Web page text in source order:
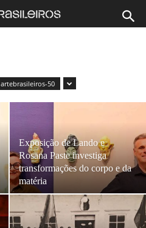
artebrasileiros-50
Exposição de Lando e
Rosana Paste investiga
transformações do corpo e da
matéria